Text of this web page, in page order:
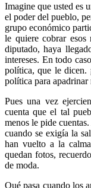
Imagine que usted es
el poder del pueblo,
grupo económico
le quiere cobrar esos
diputado, haya
intereses. En todo
política, que le dicen.
política para apadrinar
Pues una vez
cuenta que el tal
menos le pide
cuando se exigía la
han vuelto a la
quedan fotos,
de moda.
Qué pasa cuando los